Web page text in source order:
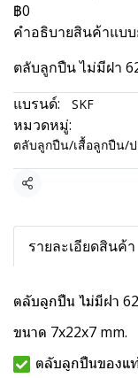
฿0
คำอธิบายสินค้าแบ
ตลับลูกปืน ไม่มีฝา
แบรนด์:
SKF
หมวดหมู่:
ตลับลูกปืน/เสื้อลูกปืน/
แชร์
รายละเอียดสินค้า
ตลับลูกปืน ไม่มีฝา
ขนาด 7x22x7 mm.
ตลับลูกปืนของแ